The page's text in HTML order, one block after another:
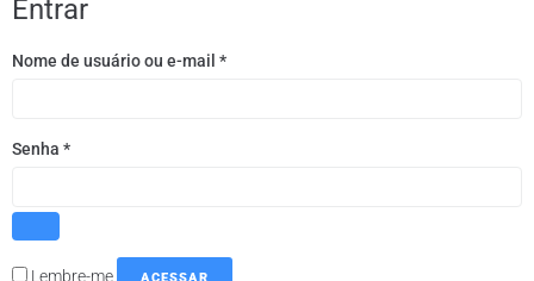
Entrar
Nome de usuário ou e-mail *
Senha *
Lembre-me